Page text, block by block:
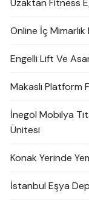
Uzaktan Fitness
Online İç Mimarlık
Engelli Lift Ve
Makaslı Platform
İnegöl Mobilya
Ünitesi
Konak Yerinde
İstanbul Eşya